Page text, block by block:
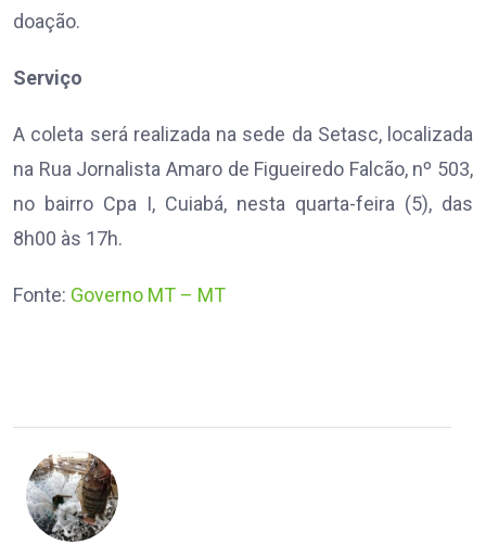
doação.
Serviço
A coleta será realizada na sede da Setasc, localizada
na Rua Jornalista Amaro de Figueiredo Falcão, nº 503,
no bairro Cpa I, Cuiabá, nesta quarta-feira (5), das
8h00 às 17h.
Fonte: Governo MT – MT